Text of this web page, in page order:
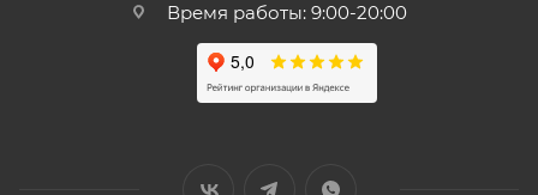
Время работы: 9:00-20:00